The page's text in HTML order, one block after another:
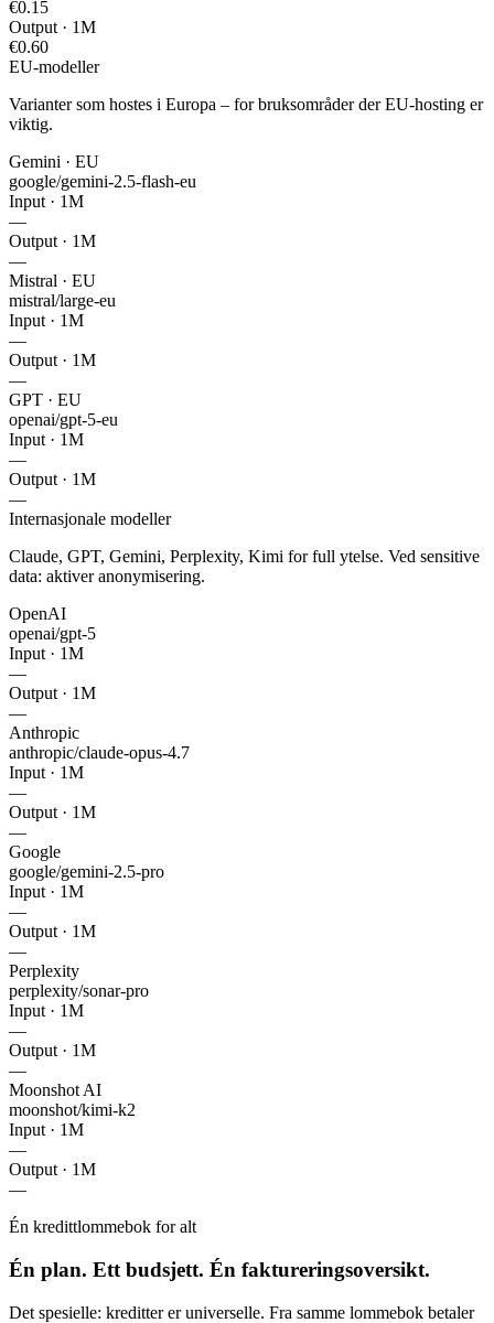
€0.15
Output · 1M
€0.60
EU-modeller
Varianter som hostes i Europa – for bruksområder der EU-hosting er
viktig.
Gemini · EU
google/gemini-2.5-flash-eu
Input · 1M
—
Output · 1M
—
Mistral · EU
mistral/large-eu
Input · 1M
—
Output · 1M
—
GPT · EU
openai/gpt-5-eu
Input · 1M
—
Output · 1M
—
Internasjonale modeller
Claude, GPT, Gemini, Perplexity, Kimi for full ytelse. Ved sensitive
data: aktiver anonymisering.
OpenAI
openai/gpt-5
Input · 1M
—
Output · 1M
—
Anthropic
anthropic/claude-opus-4.7
Input · 1M
—
Output · 1M
—
Google
google/gemini-2.5-pro
Input · 1M
—
Output · 1M
—
Perplexity
perplexity/sonar-pro
Input · 1M
—
Output · 1M
—
Moonshot AI
moonshot/kimi-k2
Input · 1M
—
Output · 1M
—
Én kredittlommebok for alt
Én plan. Ett budsjett. Én faktureringsoversikt.
Det spesielle: kreditter er universelle. Fra samme lommebok betaler